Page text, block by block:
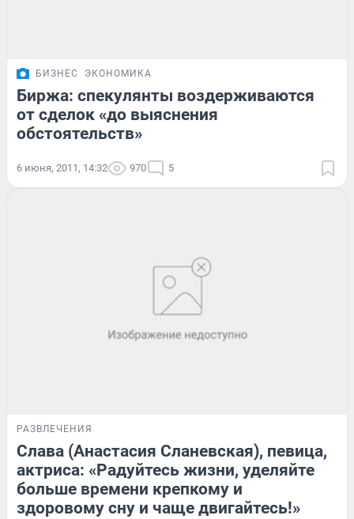
БИЗНЕС ЭКОНОМИКА
Биржа: спекулянты воздерживаются
от сделок «до выяснения
обстоятельств»
6 июня, 2011, 14:32 970 5
РАЗВЛЕЧЕНИЯ
Слава (Анастасия Сланевская), певица,
актриса: «Радуйтесь жизни, уделяйте
больше времени крепкому и
здоровому сну и чаще двигайтесь!»